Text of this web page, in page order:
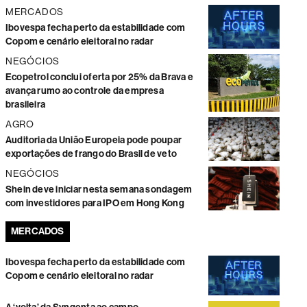
MERCADOS
Ibovespa fecha perto da estabilidade com
Copom e cenário eleitoral no radar
NEGÓCIOS
Ecopetrol conclui oferta por 25% da Brava e
avança rumo ao controle da empresa
brasileira
AGRO
Auditoria da União Europeia pode poupar
exportações de frango do Brasil de veto
NEGÓCIOS
Shein deve iniciar nesta semana sondagem
com investidores para IPO em Hong Kong
MERCADOS
Ibovespa fecha perto da estabilidade com
Copom e cenário eleitoral no radar